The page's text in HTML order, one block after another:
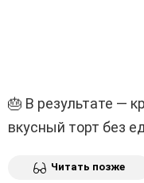
🎂 В результате —
вкусный торт без
Читать позже